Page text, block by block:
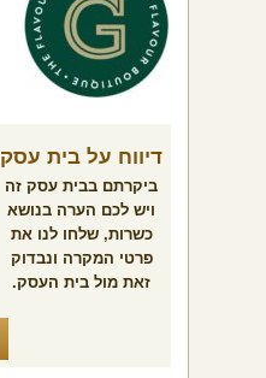
דיווח על בית עסק
ביקרתם בבית עסק זה
ויש לכם הערה בנושא
כשרות, שלחו לנו את
פרטי המקרה ונבדוק
זאת מול בית העסק.